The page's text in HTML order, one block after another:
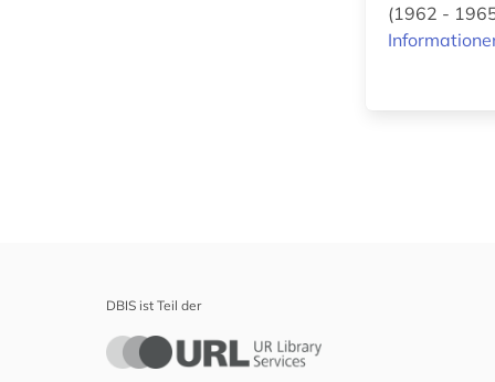
(1962 -
DBIS ist Teil der